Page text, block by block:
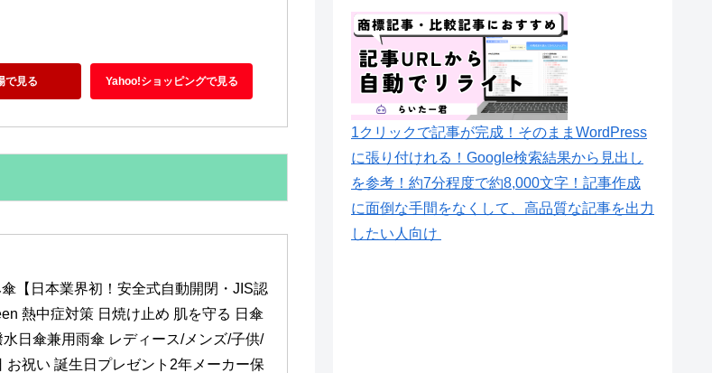
で見る Yahoo!ショッピングで見る
【日本業界初！安全式自動開閉・JIS認
熱中症対策 日焼け止め 肌を守る 日傘
日傘兼用雨傘 レディース/メンズ/子供/
祝い 誕生日プレゼント2年メーカー保
1クリックで記事が完成！そのままWordPress
に張り付けれる！Google検索結果から見出し
を参考！約7分程度で約8,000文字！記事作成
に面倒な手間をなくして、高品質な記事を出力
したい人向け